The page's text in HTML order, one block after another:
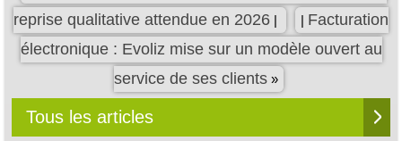
reprise qualitative attendue en 2026 | | Facturation
électronique : Evoliz mise sur un modèle ouvert au
service de ses clients »
Tous les articles